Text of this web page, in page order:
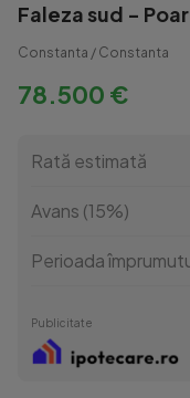
Faleza sud -
Constanta / Constanta
78.500 €
Rată estimată
Avans (15%)
Perioada
Publicitate